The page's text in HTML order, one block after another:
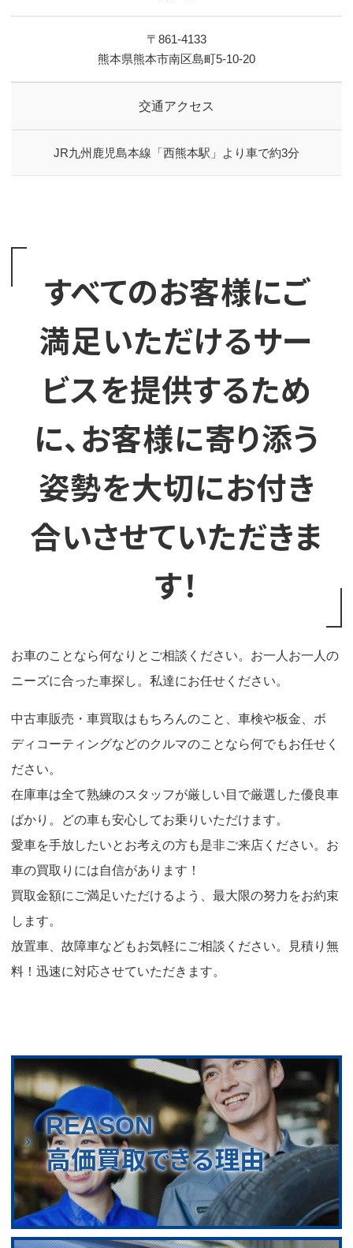
〒861-4133
熊本県熊本市南区島町5-10-20
交通アクセス
JR九州鹿児島本線「西熊本駅」より車で約3分
すべてのお客様にご
満足いただけるサー
ビスを提供するため
に、お客様に寄り添う
姿勢を大切にお付き
合いさせていただきま
す！
お車のことなら何なりとご相談ください。お一人お一人の
ニーズに合った車探し。私達にお任せください。
中古車販売・車買取はもちろんのこと、車検や板金、ボ
ディコーティングなどのクルマのことなら何でもお任せく
ださい。
在庫車は全て熟練のスタッフが厳しい目で厳選した優良車
ばかり。どの車も安心してお乗りいただけます。
愛車を手放したいとお考えの方も是非ご来店ください。お
車の買取りには自信があります！
買取金額にご満足いただけるよう、最大限の努力をお約束
します。
放置車、故障車などもお気軽にご相談ください。見積り無
料！迅速に対応させていただきます。
REASON
高価買取できる理由